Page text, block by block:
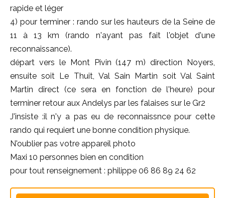
rapide et léger
4) pour terminer : rando sur les hauteurs de la Seine de
11 à 13 km (rando n'ayant pas fait l'objet d'une
reconnaissance).
départ vers le Mont Pivin (147 m) direction Noyers,
ensuite soit Le Thuit, Val Sain Martin soit Val Saint
Martin direct (ce sera en fonction de l'heure) pour
terminer retour aux Andelys par les falaises sur le Gr2
J'insiste :il n'y a pas eu de reconnaissnce pour cette
rando qui requiert une bonne condition physique.
N'oublier pas votre appareil photo
Maxi 10 personnes bien en condition
pour tout renseignement : philippe 06 86 89 24 62